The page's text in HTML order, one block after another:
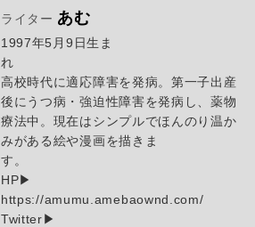
ライター あむ
1997年5月9日生ま
高校時代に適応障害を発病。第一子出産
後にうつ病・強迫性障害を発病し、薬物
療法中。現在はシンプルでほんのり温か
みがある絵や漫画を描きま
す
HP▶︎
https://
Twitter▶︎